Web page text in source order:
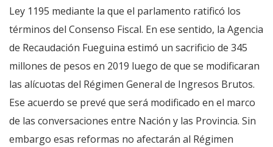
Ley 1195 mediante la que el parlamento ratificó los
términos del Consenso Fiscal. En ese sentido, la Agencia
de Recaudación Fueguina estimó un sacrificio de 345
millones de pesos en 2019 luego de que se modificaran
las alícuotas del Régimen General de Ingresos Brutos.
Ese acuerdo se prevé que será modificado en el marco
de las conversaciones entre Nación y las Provincia. Sin
embargo esas reformas no afectarán al Régimen